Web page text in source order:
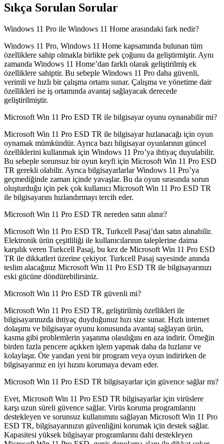
Sıkça Sorulan Sorular
Windows 11 Pro ile Windows 11 Home arasındaki fark nedir?
Windows 11 Pro, Windows 11 Home kapsamında bulunan tüm
özelliklere sahip olmakla birlikte pek çoğunu da geliştirmiştir. Aynı
zamanda Windows 11 Home’dan farklı olarak geliştirilmiş ek
özelliklere sahiptir. Bu sebeple Windows 11 Pro daha güvenli,
verimli ve hızlı bir çalışma ortamı sunar. Çalışma ve yönetime dair
özellikleri ise iş ortamında avantaj sağlayacak derecede
geliştirilmiştir.
Microsoft Win 11 Pro ESD TR ile bilgisayar oyunu oynanabilir mi?
Microsoft Win 11 Pro ESD TR ile bilgisayar hızlanacağı için oyun
oynamak mümkündür. Ayrıca bazı bilgisayar oyunlarının güncel
özelliklerini kullanmak için Windows 11 Pro’ya ihtiyaç duyulabilir.
Bu sebeple sorunsuz bir oyun keyfi için Microsoft Win 11 Pro ESD
TR gerekli olabilir. Ayrıca bilgisayarlarlar Windows 11 Pro’ya
geçmediğinde zaman içinde yavaşlar. Bu da oyun sırasında sorun
oluşturduğu için pek çok kullanıcı Microsoft Win 11 Pro ESD TR
ile bilgisayarını hızlandırmayı tercih eder.
Microsoft Win 11 Pro ESD TR nereden satın alınır?
Microsoft Win 11 Pro ESD TR, Turkcell Pasaj’dan satın alınabilir.
Elektronik ürün çeşitliliği ile kullanıcılarının taleplerine daima
karşılık veren Turkcell Pasaj, bu kez de Microsoft Win 11 Pro ESD
TR ile dikkatleri üzerine çekiyor. Turkcell Pasaj sayesinde anında
teslim alacağınız Microsoft Win 11 Pro ESD TR ile bilgisayarınızı
eski gücüne döndürebilirsiniz.
Microsoft Win 11 Pro ESD TR güvenli mi?
Microsoft Win 11 Pro ESD TR, geliştirilmiş özellikleri ile
bilgisayarınızda ihtiyaç duyduğunuz hızı size sunar. Hızlı internet
dolaşımı ve bilgisayar oyunu konusunda avantaj sağlayan ürün,
kasma gibi problemlerin yaşanma olasılığını en aza indirir. Örneğin
birden fazla pencere açıkken işlem yapmak daha da hızlanır ve
kolaylaşır. Öte yandan yeni bir program veya oyun indirirken de
bilgisayarınız en iyi hızını korumaya devam eder.
Microsoft Win 11 Pro ESD TR bilgisayarlar için güvence sağlar mı?
Evet, Microsoft Win 11 Pro ESD TR bilgisayarlar için virüslere
karşı uzun süreli güvence sağlar. Virüs koruma programlarını
destekleyen ve sorunsuz kullanımını sağlayan Microsoft Win 11 Pro
ESD TR, bilgisayarınızın güvenliğini korumak için destek sağlar.
Kapasitesi yüksek bilgisayar programlarını dahi destekleyen